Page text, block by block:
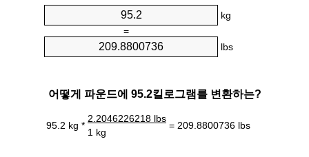
kg
=
lbs
어떻게 파운드에 95.2킬로그램를 변환하는?
95.2 kg *
2.2046226218 lbs
= 209.8800736 lbs
1 kg